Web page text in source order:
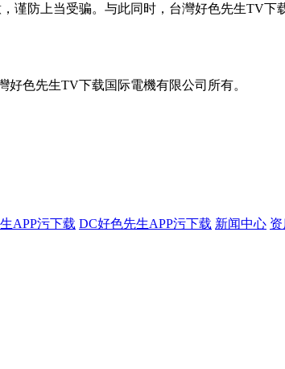
防上当受骗。与此同时，台灣好色先生
好色先生TV下载国际電機有限公司所有。
APP污下载 DC好色先生APP污下载 新闻中心